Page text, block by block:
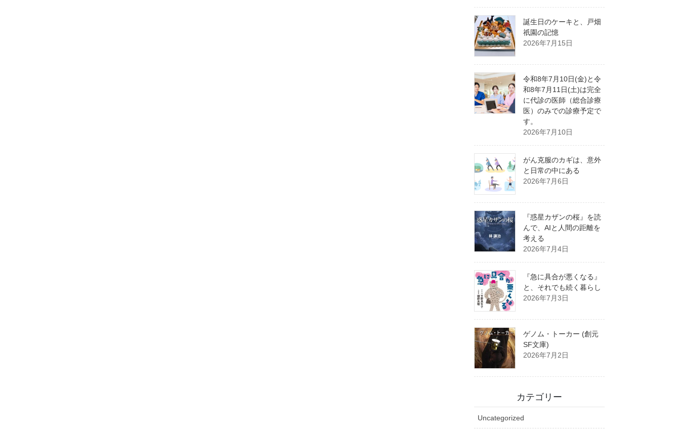
誕生日のケーキと、戸畑
祇園の記憶
2026年7月15日
令和8年7月10日(金)と令
和8年7月11日(土)は完全
に代診の医師（総合診療
医）のみでの診療予定で
す。
2026年7月10日
がん克服のカギは、意外
と日常の中にある
2026年7月6日
『惑星カザンの桜』を読
んで、AIと人間の距離を
考える
2026年7月4日
『急に具合が悪くなる』
と、それでも続く暮らし
2026年7月3日
ゲノム・トーカー (創元
SF文庫)
2026年7月2日
カテゴリー
Uncategorized